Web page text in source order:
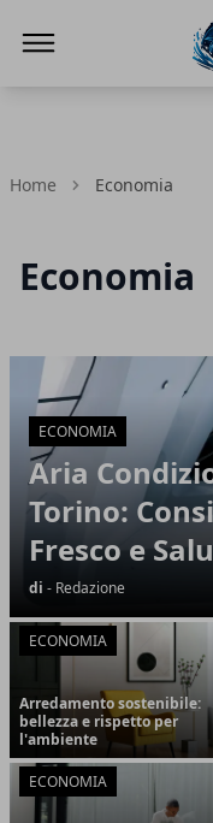
Home Economia
Economia
Articoli in Evidenza
ECONOMIA
Aria
Torino:
Fresco e
di - Redazione
ECONOMIA
Arredamento sostenibile:
bellezza e rispetto per
l'ambiente
ECONOMIA